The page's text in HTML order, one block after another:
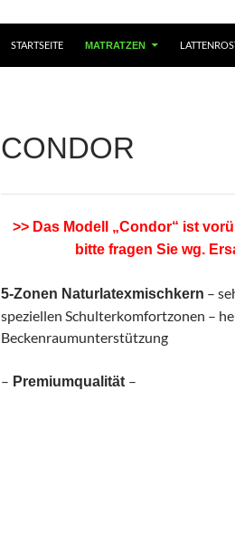
STARTSEITE MATRATZEN
CONDOR
>> Das Modell „Condor“ ist
bitte fragen Sie wg.
5-Zonen Naturlatexmischkern –
speziellen Schulterkomfortzonen –
Beckenraumunterstützung
– Premiumqualität –